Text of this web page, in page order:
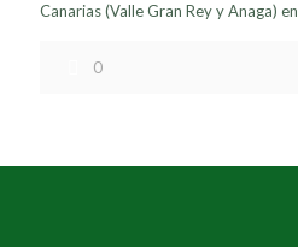
Canarias (Valle Gran Rey y Anaga) en
0